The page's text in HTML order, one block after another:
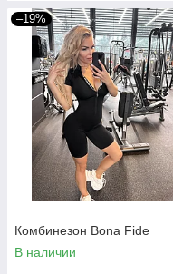
–19%
Комбинезон Bona Fide
В наличии